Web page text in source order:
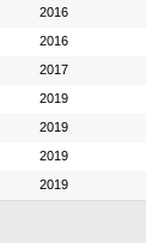
2016
2016
2017
2019
2019
2019
2019